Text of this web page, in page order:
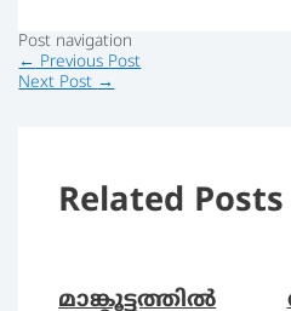
Post navigation
← Previous Post
Next Post →
Related Posts
മാങ്കൂട്ടത്തില്‍